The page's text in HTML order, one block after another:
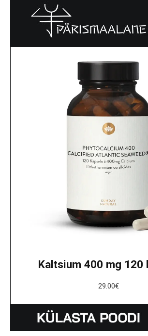
Kaltsium 400 mg 120
29.00€